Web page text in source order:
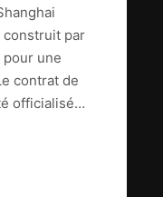
construit par
pour une
contrat de
officialisé…